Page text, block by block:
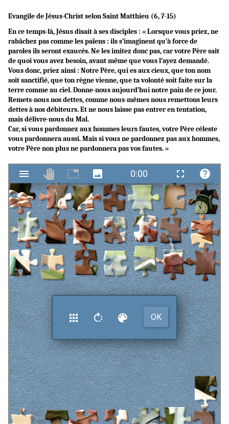
Evangile de Jésus-Christ selon SaintMatthieu (6, 7-15)
En ce temps-là, Jésus disait à ses disciples : « Lorsque vous priez, ne
rabâchez pas comme les païens : ils s’imaginent qu’à force de
paroles ils seront exaucés. Ne les imitez donc pas, car votre Père sait
de quoi vous avez besoin, avant même que vous l’ayez demandé.
Vous donc, priez ainsi : Notre Père, qui es aux cieux, que ton nom
soit sanctifié, que ton règne vienne, que ta volonté soit faite sur la
terre comme au ciel. Donne-nous aujourd’hui notre pain de ce jour.
Remets-nous nos dettes, comme nous-mêmes nous remettons leurs
dettes à nos débiteurs. Et ne nous laisse pas entrer en tentation,
mais délivre-nous du Mal.
Car, si vous pardonnez aux hommes leurs fautes, votre Père céleste
vous pardonnera aussi. Mais si vous ne pardonnez pas aux hommes,
votre Père non plus ne pardonnera pas vos fautes. »